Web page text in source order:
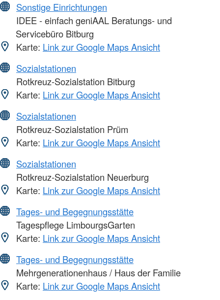
Sonstige Einrichtungen
IDEE - einfach geniAAL Beratungs- und
Servicebüro Bitburg
Karte: Link zur Google Maps Ansicht
Sozialstationen
Rotkreuz-Sozialstation Bitburg
Karte: Link zur Google Maps Ansicht
Sozialstationen
Rotkreuz-Sozialstation Prüm
Karte: Link zur Google Maps Ansicht
Sozialstationen
Rotkreuz-Sozialstation Neuerburg
Karte: Link zur Google Maps Ansicht
Tages- und Begegnungsstätte
Tagespflege LimbourgsGarten
Karte: Link zur Google Maps Ansicht
Tages- und Begegnungsstätte
Mehrgenerationenhaus / Haus der Familie
Karte: Link zur Google Maps Ansicht